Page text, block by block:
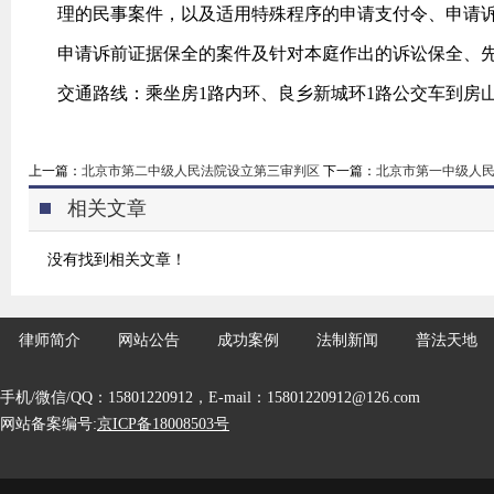
理的民事案件，以及适用特殊程序的申请支付令、申请
申请诉前证据保全的案件及针对本庭作出的诉讼保全、
交通路线：乘坐房1路内环、良乡新城环1路公交车到房
上一篇： 北京市第二中级人民法院设立第三审判区 下一篇： 北京市第一中级人
相关文章
没有找到相关文章！
手机/微信/QQ：15801220912，E-mail：15801220912@126.com
网站备案编号:京ICP备18008503号
律师简介 网站公告 成功案例 法制新闻 普法天地